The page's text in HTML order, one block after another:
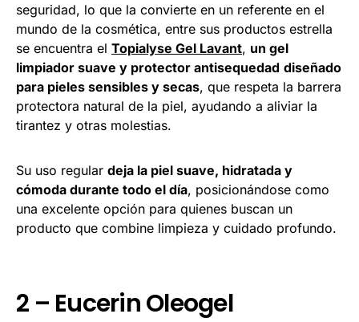
seguridad, lo que la convierte en un referente en el
mundo de la cosmética, entre sus productos estrella
se encuentra el Topialyse Gel Lavant, un gel
limpiador suave y protector antisequedad diseñado
para pieles sensibles y secas, que respeta la barrera
protectora natural de la piel, ayudando a aliviar la
tirantez y otras molestias.
Su uso regular deja la piel suave, hidratada y
cómoda durante todo el día, posicionándose como
una excelente opción para quienes buscan un
producto que combine limpieza y cuidado profundo.
2 – Eucerin Oleogel